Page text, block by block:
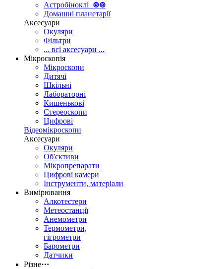
Астробіноклі ⊚⊚
Домашні планетарії
Аксесуари
Окуляри
Фільтри
... всі аксесуари ...
Мікроскопія
Мікроскопи
Дитячі
Шкільні
Лабораторні
Кишенькові
Стереоскопи
Цифрові
Відеомікроскопи
Аксесуари
Окуляри
Об'єктиви
Мікропрепарати
Цифрові камери
Інструменти, матеріали
Вимірювання
Алкотестери
Метеостанції
Анемометри
Термометри,
гігрометри
Барометри
Датчики
Різне⋯